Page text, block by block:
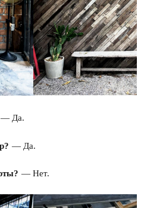
— Да.
— Да.
— Нет.